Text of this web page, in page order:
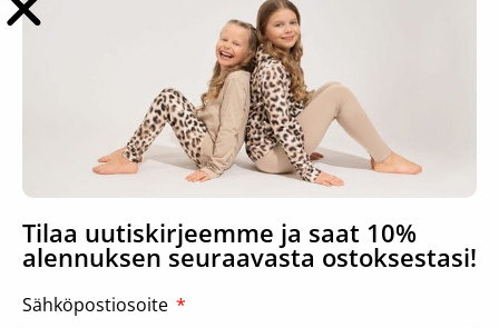
Tilaa uutiskirjeemme ja saat 10%
alennuksen seuraavasta ostoksestasi!
Sähköpostiosoite